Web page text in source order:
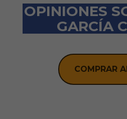
OPINIONES
GARCÍA
COMPRAR